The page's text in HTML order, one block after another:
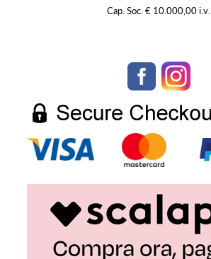
Cap. Soc. € 10.000,00 i.v.